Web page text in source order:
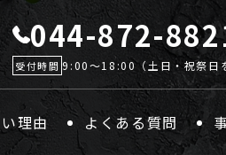
044-872-
受付時間 9:00～18:00（土日・祝祭日
理由 よくある質問